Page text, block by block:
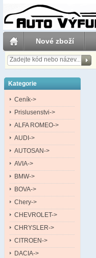
Nové zboží
Kategorie
Ceník->
Prislusenstvi->
ALFA ROMEO->
AUDI->
AUTOSAN->
AVIA->
BMW->
BOVA->
Chery->
CHEVROLET->
CHRYSLER->
CITROEN->
DACIA->